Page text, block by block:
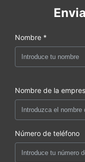
Nombre *
Nombre de la
Número de teléfono